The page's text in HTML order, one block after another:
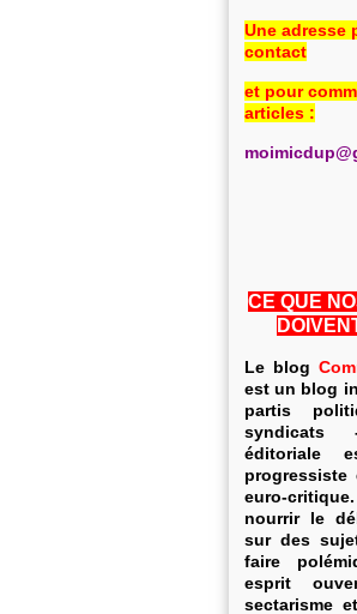
Une adresse
contact
et pour
articles :
m
CE QUE
Le blog
est un blog
partis
éditoriale
progressiste
euro-
nourrir le
sur des
faire
esprit
sectarisme